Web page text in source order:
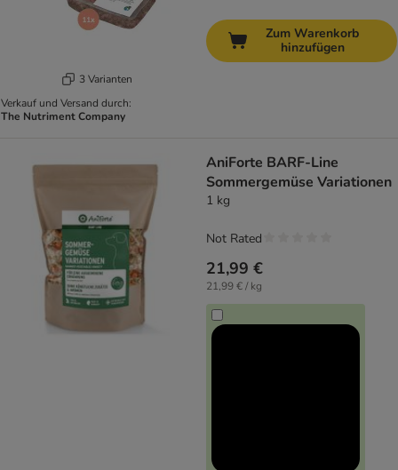
3 Varianten
Verkauf und Versand durch:
The Nutriment Company
Zum Warenkorb
hinzufügen
AniForte BARF-Line
Sommergemüse Variationen
1 kg
21,99 €
21,99 € / kg
Not Rated